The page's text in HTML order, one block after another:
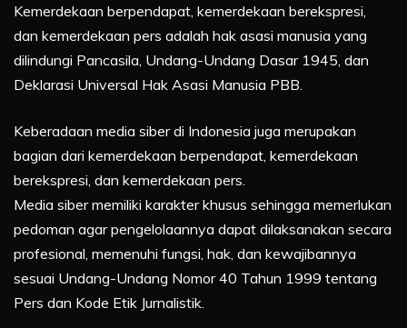
Kemerdekaan berpendapat, kemerdekaan berekspresi,
dan kemerdekaan pers adalah hak asasi manusia yang
dilindungi Pancasila, Undang-Undang Dasar 1945, dan
Deklarasi Universal Hak Asasi Manusia PBB.
Keberadaan media siber di Indonesia juga merupakan
bagian dari kemerdekaan berpendapat, kemerdekaan
berekspresi, dan kemerdekaan pers.
Media siber memiliki karakter khusus sehingga memerlukan
pedoman agar pengelolaannya dapat dilaksanakan secara
profesional, memenuhi fungsi, hak, dan kewajibannya
sesuai Undang-Undang Nomor 40 Tahun 1999 tentang
Pers dan Kode Etik Jurnalistik.